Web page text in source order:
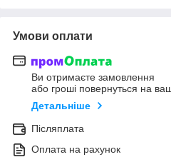
Умови оплати
Ви отримаєте замовлення
або гроші повернуться на
Детальніше
Післяплата
Оплата на рахунок